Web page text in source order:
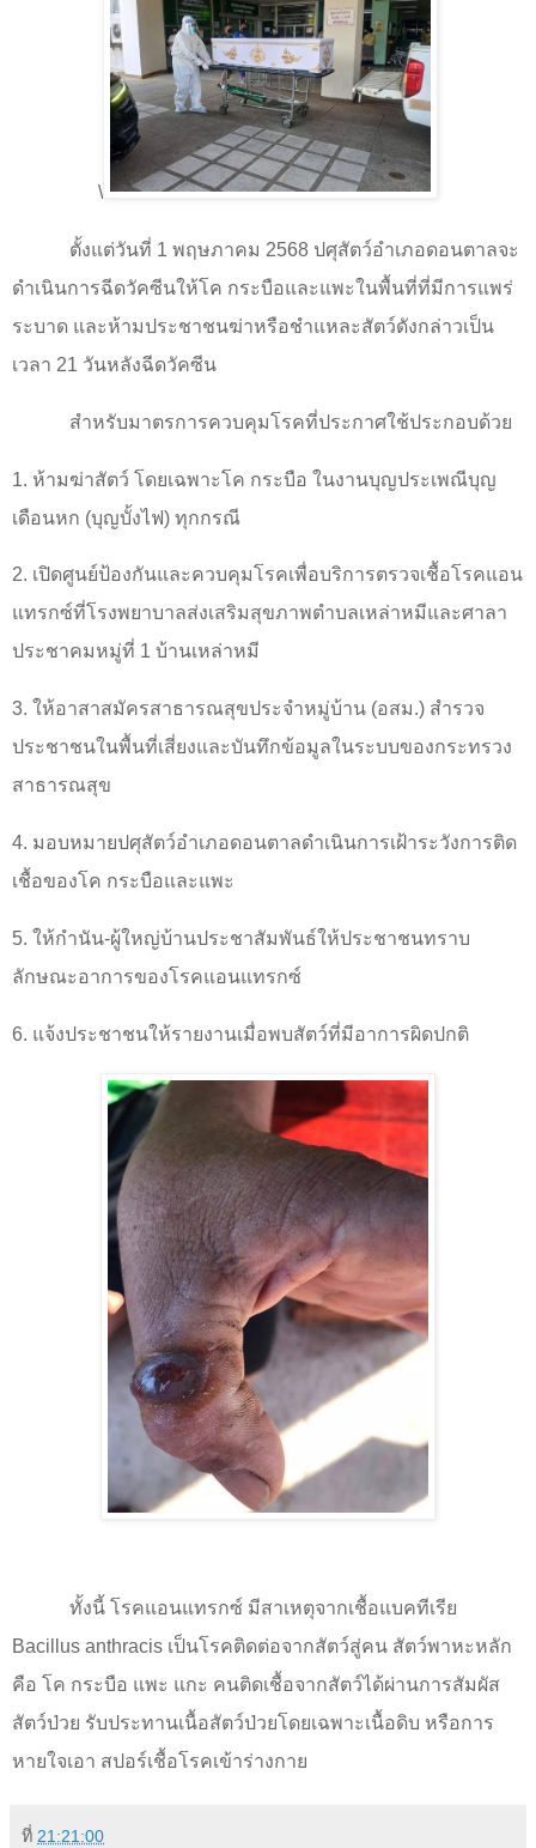
\
ตั้งแต่วันที่ 1 พฤษภาคม 2568 ปศุสัตว์อำเภอดอนตาลจะ
ดำเนินการฉีดวัคซีนให้โค กระบือและแพะในพื้นที่ที่มีการแพร่
ระบาด และห้ามประชาชนฆ่าหรือชำแหละสัตว์ดังกล่าวเป็น
เวลา 21 วันหลังฉีดวัคซีน
สำหรับมาตรการควบคุมโรคที่ประกาศใช้ประกอบด้วย
1. ห้ามฆ่าสัตว์ โดยเฉพาะโค กระบือ ในงานบุญประเพณีบุญ
เดือนหก (บุญบั้งไฟ) ทุกกรณี
2. เปิดศูนย์ป้องกันและควบคุมโรคเพื่อบริการตรวจเชื้อโรคแอน
แทรกซ์ที่โรงพยาบาลส่งเสริมสุขภาพตำบลเหล่าหมีและศาลา
ประชาคมหมู่ที่ 1 บ้านเหล่าหมี
3. ให้อาสาสมัครสาธารณสุขประจำหมู่บ้าน (อสม.) สำรวจ
ประชาชนในพื้นที่เสี่ยงและบันทึกข้อมูลในระบบของกระทรวง
สาธารณสุข
4. มอบหมายปศุสัตว์อำเภอดอนตาลดำเนินการเฝ้าระวังการติด
เชื้อของโค กระบือและแพะ
5. ให้กำนัน-ผู้ใหญ่บ้านประชาสัมพันธ์ให้ประชาชนทราบ
ลักษณะอาการของโรคแอนแทรกซ์
6. แจ้งประชาชนให้รายงานเมื่อพบสัตว์ที่มีอาการผิดปกติ
ทั้งนี้ โรคแอนแทรกซ์ มีสาเหตุจากเชื้อแบคทีเรีย
Bacillus anthracis เป็นโรคติดต่อจากสัตว์สู่คน สัตว์พาหะหลัก
คือ โค กระบือ แพะ แกะ คนติดเชื้อจากสัตว์ได้ผ่านการสัมผัส
สัตว์ป่วย รับประทานเนื้อสัตว์ป่วยโดยเฉพาะเนื้อดิบ หรือการ
หายใจเอา สปอร์เชื้อโรคเข้าร่างกาย
ที่ 21:21:00